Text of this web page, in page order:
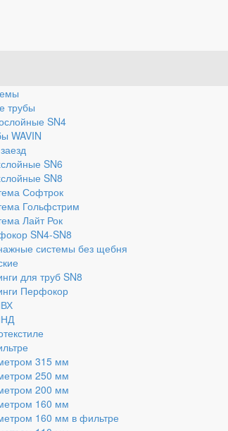
трубы
SN4
WAVIN
SN6
SN8
Софтрок
Гольфстрим
Лайт Рок
SN4-SN8
системы без щебня
для труб SN8
Перфокор
315 мм
250 мм
200 мм
160 мм
160 мм в фильтре